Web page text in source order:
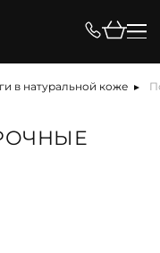
в натуральной коже